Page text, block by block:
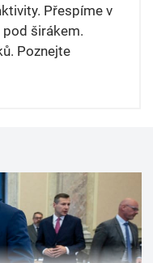
Přespíme v
pod širákem.
Poznejte